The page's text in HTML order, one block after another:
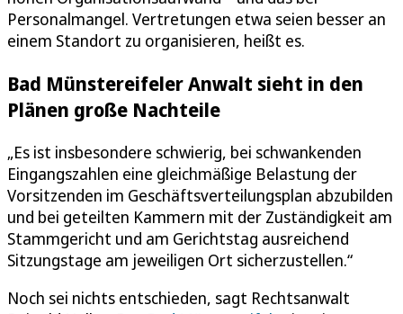
Personalmangel. Vertretungen etwa seien besser an
einem Standort zu organisieren, heißt es.
Bad Münstereifeler Anwalt sieht in den
Plänen große Nachteile
„Es ist insbesondere schwierig, bei schwankenden
Eingangszahlen eine gleichmäßige Belastung der
Vorsitzenden im Geschäftsverteilungsplan abzubilden
und bei geteilten Kammern mit der Zuständigkeit am
Stammgericht und am Gerichtstag ausreichend
Sitzungstage am jeweiligen Ort sicherzustellen.“
Noch sei nichts entschieden, sagt Rechtsanwalt